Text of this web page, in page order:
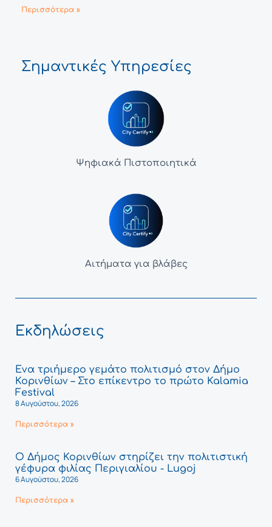
Περισσότερα »
Σημαντικές Υπηρεσίες
Ψηφιακά Πιστοποιητικά
Αιτήματα για βλάβες
Εκδηλώσεις
Ένα τριήμερο γεμάτο πολιτισμό στον Δήμο
Κορινθίων – Στο επίκεντρο το πρώτο Kalamia
Festival
8 Αυγούστου, 2026
Περισσότερα »
Ο Δήμος Κορινθίων στηρίζει την πολιτιστική
γέφυρα φιλίας Περιγιαλίου - Lugoj
6 Αυγούστου, 2026
Περισσότερα »